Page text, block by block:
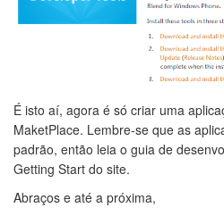
É isto aí, agora é só criar uma
MaketPlace. Lembre-se que as
padrão, então leia o guia de
Getting Start do site.
Abraços e até a próxima,